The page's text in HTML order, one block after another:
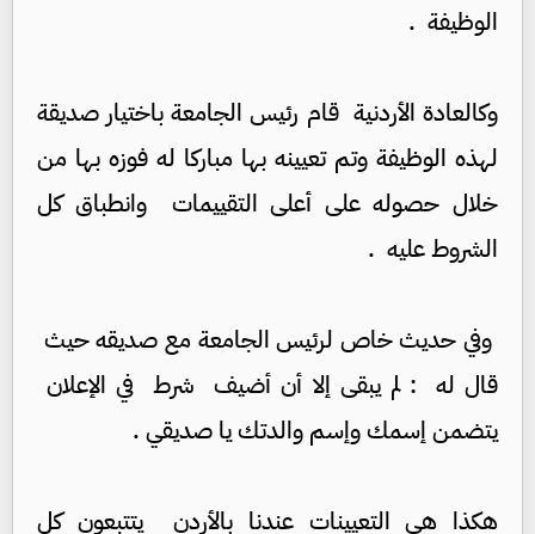
الوظيفة .
وكالعادة الأردنية قام رئيس الجامعة باختيار صديقة
لهذه الوظيفة وتم تعيينه بها مباركا له فوزه بها من
خلال حصوله على أعلى التقييمات وانطباق كل
الشروط عليه .
وفي حديث خاص لرئيس الجامعة مع صديقه حيث
قال له : لم يبقى إلا أن أضيف شرط في الإعلان
يتضمن إسمك وإسم والدتك يا صديقي .
هكذا هي التعيينات عندنا بالأردن يتتبعون كل